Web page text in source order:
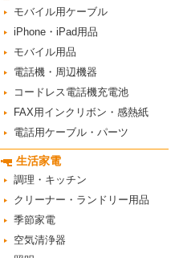
モバイル用ケーブル
iPhone・iPad用品
モバイル用品
電話機・周辺機器
コードレス電話機充電池
FAX用インクリボン・感熱紙
電話用ケーブル・パーツ
生活家電
調理・キッチン
クリーナー・ランドリー用品
季節家電
空気清浄器